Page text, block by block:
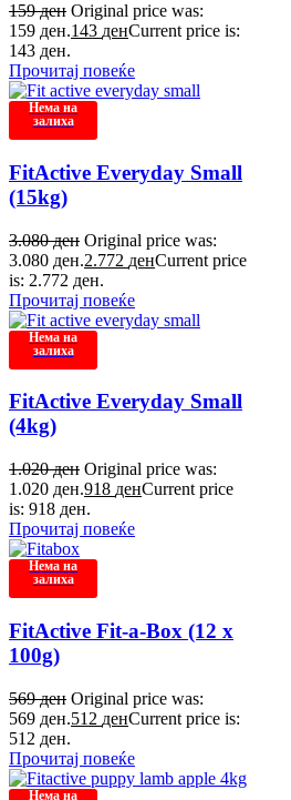
159ден Original price was:
159 ден.143 денCurrent price is:
143 ден.
Прочитај повеќе
Нема на
залиха
FitActive Everyday Small
(15kg)
3.080ден Original price was:
3.080 ден.2.772 денCurrent price
is: 2.772 ден.
Прочитај повеќе
Нема на
залиха
FitActive Everyday Small
(4kg)
1.020ден Original price was:
1.020 ден.918 денCurrent price
is: 918 ден.
Прочитај повеќе
Нема на
залиха
FitActive Fit-a-Box (12 x
100g)
569ден Original price was:
569 ден.512 денCurrent price is:
512 ден.
Прочитај повеќе
Нема на